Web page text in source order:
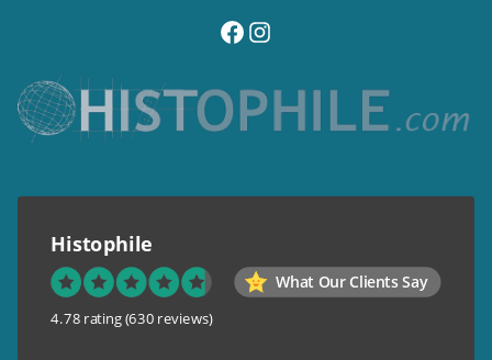
visitez notre page facebook
suivez notre compte instagram
Histophile
What Our Clients Say
4.78 rating (630 reviews)